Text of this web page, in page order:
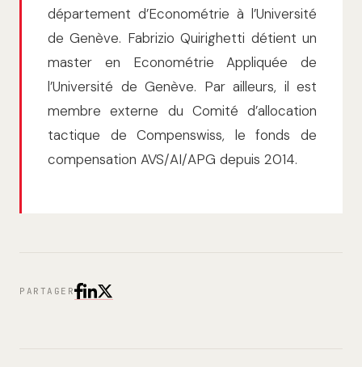
département d’Econométrie à l’Université
de Genève. Fabrizio Quirighetti détient un
master en Econométrie Appliquée de
l’Université de Genève. Par ailleurs, il est
membre externe du Comité d’allocation
tactique de Compenswiss, le fonds de
compensation AVS/AI/APG depuis 2014.
PARTAGER